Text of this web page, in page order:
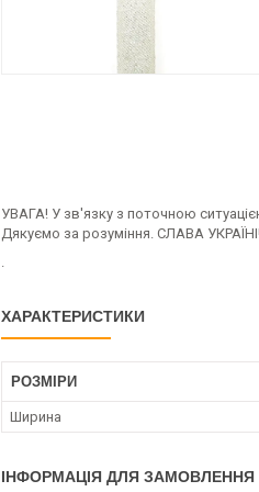
УВАГА! У зв'язку з поточною
Дякуємо за розуміння. СЛАВА
.
ХАРАКТЕРИСТИКИ
РОЗМІРИ
Ширина
ІНФОРМАЦІЯ ДЛЯ ЗАМОВЛЕННЯ